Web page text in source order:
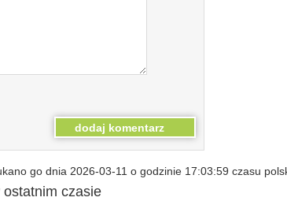
go dnia 2026-03-11 o godzinie 17:03:59 czasu
czasie